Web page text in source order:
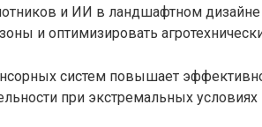
и ИИ в ландшафтном
и оптимизировать
систем повышает
при экстремальных условиях